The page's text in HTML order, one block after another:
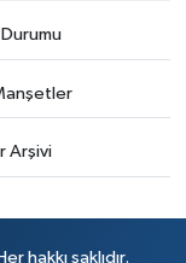
Arşivi
hakkı saklıdır.